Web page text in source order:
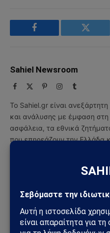
Facebook Twitter
Sahiel Newsroom
Facebook PinterestInstagram
Tumblr
Το Sahiel.gr είναι
και ανάλυσης με έμφαση στη
ασφάλεια, τα εθνικά
που επηρεάζουν την Ελλάδα